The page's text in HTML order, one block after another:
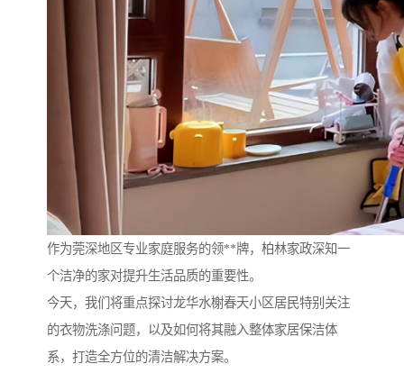
作为莞深地区专业家庭服务的领**牌，柏林家政深知一
个洁净的家对提升生活品质的重要性。
今天，我们将重点探讨龙华水榭春天小区居民特别关注
的衣物洗涤问题，以及如何将其融入整体家居保洁体
系，打造全方位的清洁解决方案。